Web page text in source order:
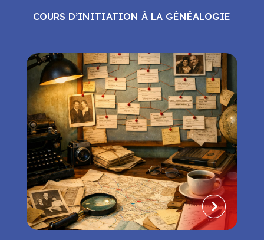
COURS D’INITIATION À LA GÉNÉALOGIE